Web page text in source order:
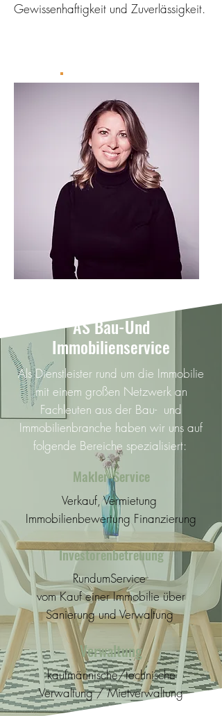
Gewissenhaftigkeit und Zuverlässigkeit.
AS Bau-Und
Immobilienservice
Als Dienstleister rund um die Immobilie
mit einem großen Netzwerk an
Fachleuten aus der Bau- und
Immobilienbranche haben wir uns auf
folgende Bereiche spezialisiert:
Makler-Service
Verkauf, Vermietung
Immobilienbewertung Finanzierung​
Investorenbetreuung
RundumService
vom Kauf einer Immobilie über
Sanierung und Verwaltung
Verwaltung
kaufmännische/technische
Verwaltung / Mietverwaltung